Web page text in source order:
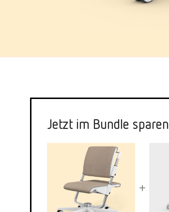
Jetzt im Bundle sparen
+